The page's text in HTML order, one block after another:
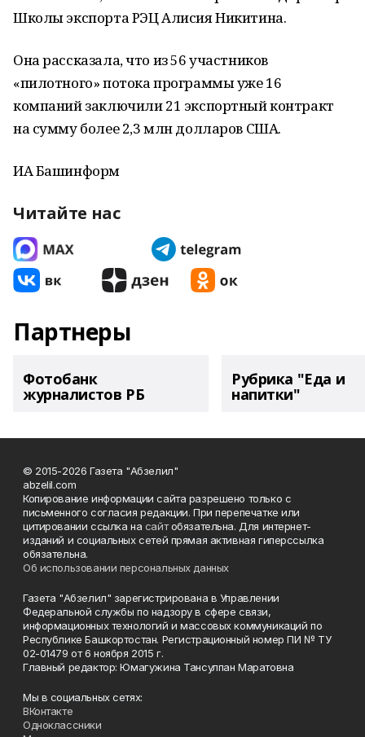
Школы экспорта РЭЦ Алисия Никитина.
Она рассказала, что из 56 участников
«пилотного» потока программы уже 16
компаний заключили 21 экспортный контракт
на сумму более 2,3 млн долларов США.
ИА Башинформ
Читайте нас
Партнеры
Фотобанк
журналистов РБ
Рубрика "Еда и
напитки"
© 2015-2026 Газета "Абзелил"
abzelil.com
Копирование информации сайта разрешено только с
письменного согласия редакции. При перепечатке или
цитировании ссылка на сайтобязательна. Для интернет-
изданий и социальных сетей прямая активная гиперссылка
обязательна.
Об использовании персональных данных
Газета "Абзелил" зарегистрирована в Управлении
Федеральной службы по надзору в сфере связи,
информационных технологий и массовых коммуникаций по
Республике Башкортостан. Регистрационный номер ПИ № ТУ
02-01479 от 6 ноября 2015 г.
Главный редактор: Юмагужина Тансулпан Маратовна
Мы в социальных сетях:
ВКонтакте
Одноклассники